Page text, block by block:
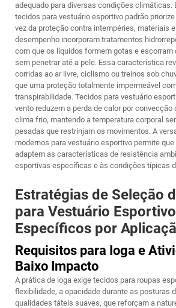
adequado para diversas condições climáticas.
tecidos para vestuário esportivo padrão
vez da proteção contra intempéries, materiais
desempenho incorporam tratamentos
com que os líquidos formem gotas e
sem penetrar até a pele. Essa característica
corridas ao ar livre, ciclismo ou treinos sob
que uma proteção totalmente impermeável
transpirabilidade. Tecidos para vestuário
vento reduzem a perda de calor por convecção
clima frio, mantendo a temperatura corporal
pesadas que restrinjam os movimentos. A
modernos para vestuário esportivo permite
adaptem as características de resistência
esportivas específicas e às condições típicas
Estratégias de Seleção
para Vestuário Esportivo
Específicos por
Requisitos para Ioga e
Baixo Impacto
A prática de ioga exige tecidos para roupas
flexibilidade, a opacidade durante as posturas
qualidades táteis suaves, que reforçam a